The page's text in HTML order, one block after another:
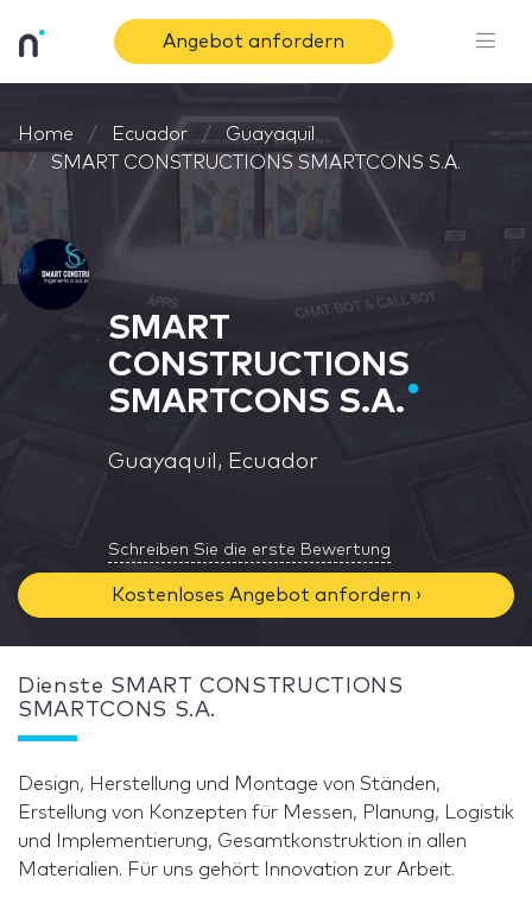
Angebot anfordern
Home Ecuador
Guayaquil
SMART CONSTRUCTIONS SMARTCONS S.A.
SMART
CONSTRUCTIONS
SMARTCONS S.A.
Guayaquil, Ecuador
Schreiben Sie die erste Bewertung
Kostenloses Angebot anfordern ›
Dienste SMART CONSTRUCTIONS
SMARTCONS S.A.
Design, Herstellung und Montage von Ständen,
Erstellung von Konzepten für Messen, Planung, Logistik
und Implementierung, Gesamtkonstruktion in allen
Materialien. Für uns gehört Innovation zur Arbeit.